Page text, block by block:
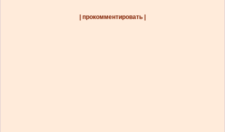
| прокомментировать |